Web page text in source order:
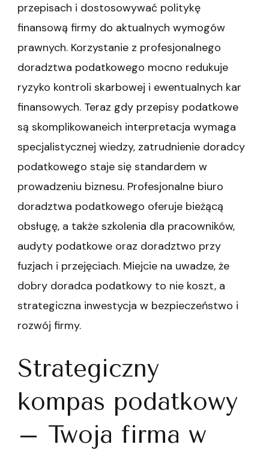
przepisach i dostosowywać politykę
finansową firmy do aktualnych wymogów
prawnych. Korzystanie z profesjonalnego
doradztwa podatkowego mocno redukuje
ryzyko kontroli skarbowej i ewentualnych kar
finansowych. Teraz gdy przepisy podatkowe
są skomplikowaneich interpretacja wymaga
specjalistycznej wiedzy, zatrudnienie doradcy
podatkowego staje się standardem w
prowadzeniu biznesu. Profesjonalne biuro
doradztwa podatkowego oferuje bieżącą
obsługę, a także szkolenia dla pracowników,
audyty podatkowe oraz doradztwo przy
fuzjach i przejęciach. Miejcie na uwadze, że
dobry doradca podatkowy to nie koszt, a
strategiczna inwestycja w bezpieczeństwo i
rozwój firmy.
Strategiczny
kompas podatkowy
– Twoja firma w